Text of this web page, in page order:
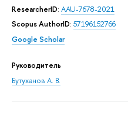
ResearcherID: AAU-7678-2021
Scopus AuthorID: 57196152766
Google Scholar
Руководитель
Бутуханов А. В.